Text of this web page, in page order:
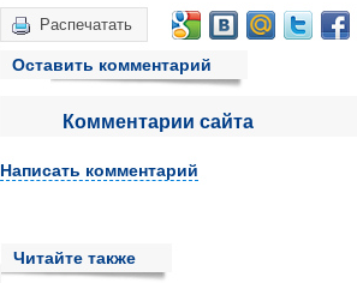
Распечатать
Оставить комментарий
Комментарии сайта
Написать комментарий
Читайте также